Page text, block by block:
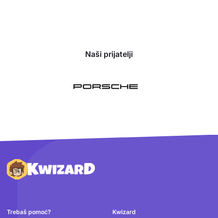
Naši prijatelji
Podnožje
Trebaš pomoć? Kwizard